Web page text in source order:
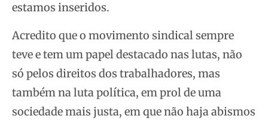
estamos inseridos.
Acredito que o movimento sindical sempre
teve e tem um papel destacado nas lutas, não
só pelos direitos dos trabalhadores, mas
também na luta política, em prol de uma
sociedade mais justa, em que não haja abismos